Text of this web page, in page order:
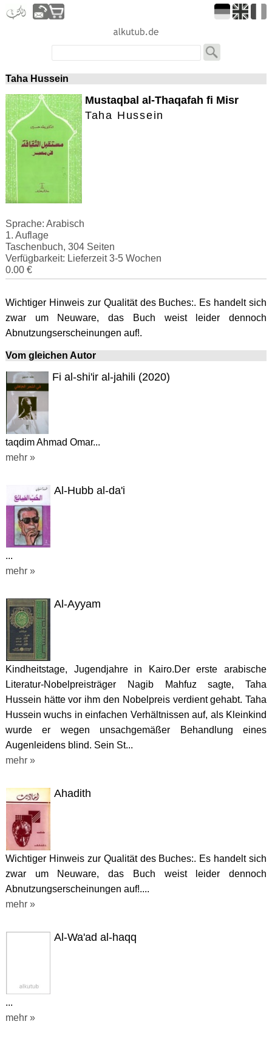
Taha Hussein
Mustaqbal al-Thaqafah fi Misr
Taha Hussein
Sprache: Arabisch
1. Auflage
Taschenbuch, 304 Seiten
Verfügbarkeit: Lieferzeit 3-5 Wochen
0.00 €
Wichtiger Hinweis zur Qualität des Buches:. Es handelt sich
zwar um Neuware, das Buch weist leider dennoch
Abnutzungserscheinungen auf!.
Vom gleichen Autor
Fi al-shi'ir al-jahili (2020)
taqdim Ahmad Omar...
mehr »
Al-Hubb al-da'i
...
mehr »
Al-Ayyam
Kindheitstage, Jugendjahre in Kairo.Der erste arabische
Literatur-Nobelpreisträger Nagib Mahfuz sagte, Taha
Hussein hätte vor ihm den Nobelpreis verdient gehabt. Taha
Hussein wuchs in einfachen Verhältnissen auf, als Kleinkind
wurde er wegen unsachgemäßer Behandlung eines
Augenleidens blind. Sein St...
mehr »
Ahadith
Wichtiger Hinweis zur Qualität des Buches:. Es handelt sich
zwar um Neuware, das Buch weist leider dennoch
Abnutzungserscheinungen auf!....
mehr »
Al-Wa'ad al-haqq
...
mehr »